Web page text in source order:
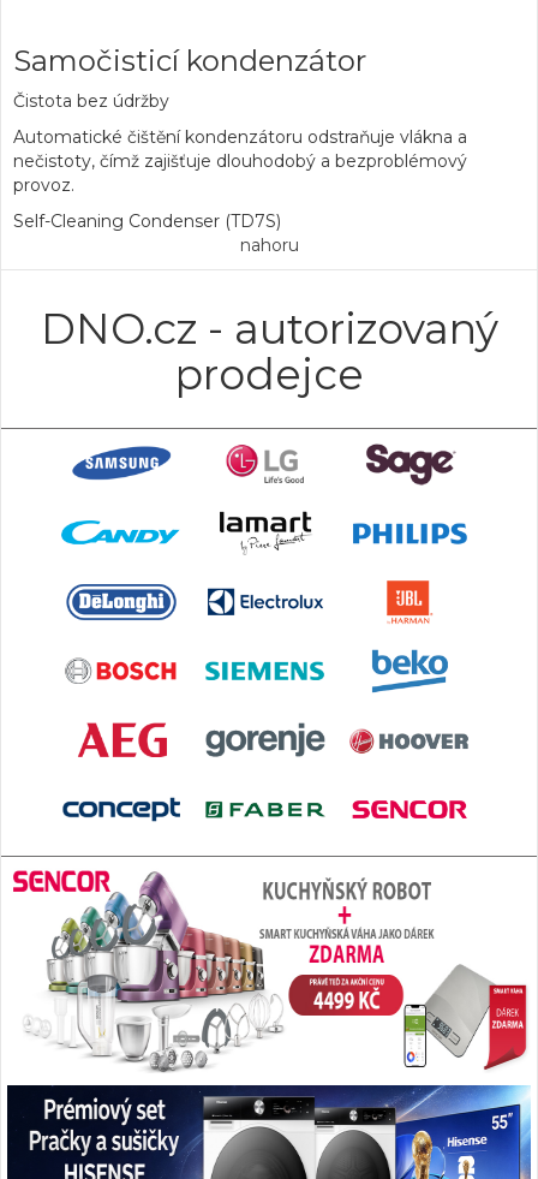
Samočisticí kondenzátor
Čistota bez údržby
Automatické čištění kondenzátoru odstraňuje vlákna a
nečistoty, čímž zajišťuje dlouhodobý a bezproblémový
provoz.
Self-Cleaning Condenser (TD7S)
nahoru
DNO.cz - autorizovaný
prodejce